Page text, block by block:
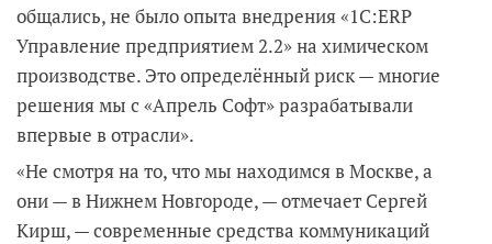
общались, не было опыта внедрения «1С:ERP
Управление предприятием 2.2» на химическом
производстве. Это определённый риск — многие
решения мы с «Апрель Софт» разрабатывали
впервые в отрасли».
«Не смотря на то, что мы находимся в Москве, а
они — в Нижнем Новгороде, — отмечает Сергей
Кирш, — современные средства коммуникаций